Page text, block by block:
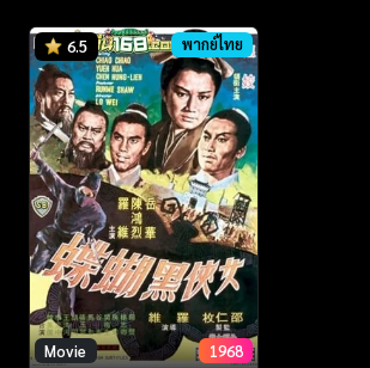
6.5 พากย์ไทย
Movie 1968